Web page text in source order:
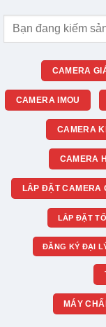
Tìm
CAMERA
CAMERA IMOU
CAMERA
CAMERA
LẮP ĐẶT CAMERA
LẮP ĐẶT
ĐĂNG KÝ ĐẠI
MÁY